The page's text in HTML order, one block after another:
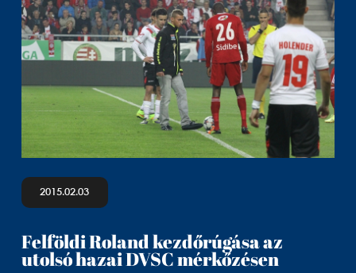
2015.02.03
Felföldi Roland kezdőrúgása az
utolsó hazai DVSC mérkőzésen